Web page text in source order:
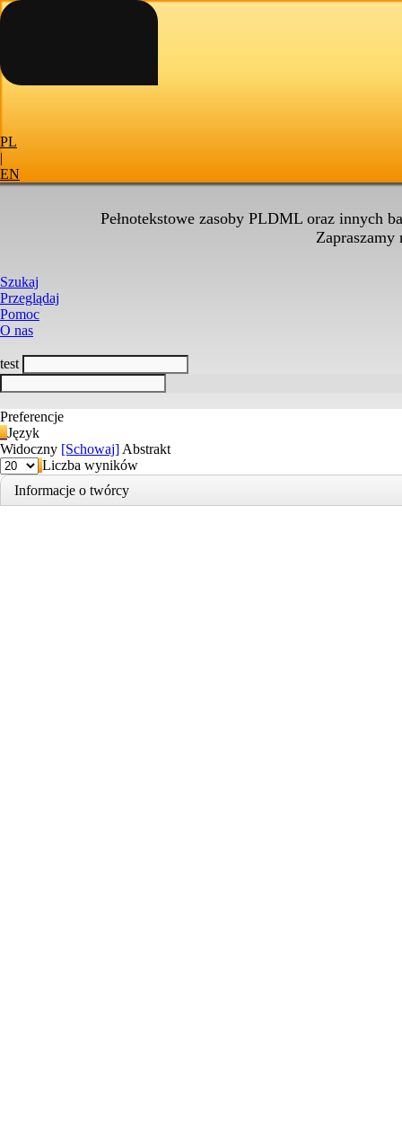
PL
|
EN
Pełnotekstowe zasoby PLDML oraz innych
Zapraszamy
Szukaj
Przeglądaj
Pomoc
O nas
test
Preferencje
Język
Widoczny [Schowaj] Abstrakt
Liczba wyników
Informacje o twórcy